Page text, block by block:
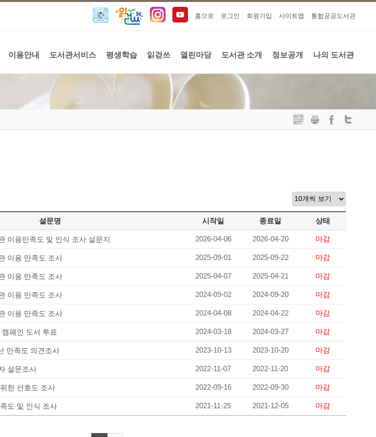
홈으로 로그인 회원가입 사이트맵 통합공공도서관
이용안내 도서관서비스 평생학습 읽걷쓰 열린마당 도서관 소개 정보공개 나의 도서관
설문명 시작일 종료일 상태
이용만족도 및 인식 조사 설문지 2026-04-06 2026-04-20 마감
이용 만족도 조사 2025-09-01 2025-09-22 마감
이용 만족도 조사 2025-04-07 2025-04-21 마감
이용 만족도 조사 2024-09-02 2024-09-20 마감
이용 만족도 조사 2024-04-08 2024-04-22 마감
페인 도서 투표 2024-03-18 2024-03-27 마감
만족도 의견조사 2023-10-13 2023-10-20 마감
설문조사 2022-11-07 2022-11-20 마감
한 선호도 조사 2022-09-16 2022-09-30 마감
도 및 인식 조사 2021-11-25 2021-12-05 마감